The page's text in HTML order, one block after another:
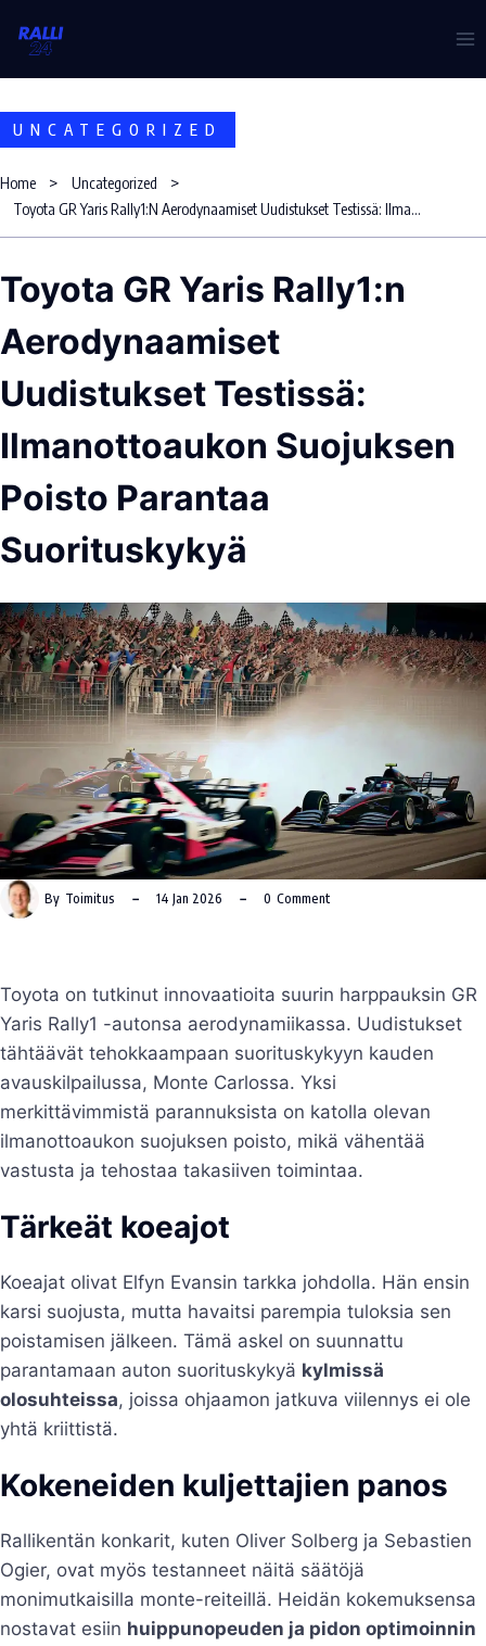
UNCATEGORIZED
Home
Uncategorized
Toyota GR Yaris Rally1:n Aerodynaamiset Uudistukset Testissä: Ilmanottoaukon Suojuksen Poisto Parantaa Suorituskykyä
Toyota GR Yaris Rally1:n
Aerodynaamiset
Uudistukset Testissä:
Ilmanottoaukon Suojuksen
Poisto Parantaa
Suorituskykyä
By Toimitus 14 Jan 2026 0 Comment
Toyota on tutkinut innovaatioita suurin harppauksin GR
Yaris Rally1 -autonsa aerodynamiikassa. Uudistukset
tähtäävät tehokkaampaan suorituskykyyn kauden
avauskilpailussa, Monte Carlossa. Yksi
merkittävimmistä parannuksista on katolla olevan
ilmanottoaukon suojuksen poisto, mikä vähentää
vastusta ja tehostaa takasiiven toimintaa.
Tärkeät koeajot
Koeajat olivat Elfyn Evansin tarkka johdolla. Hän ensin
karsi suojusta, mutta havaitsi parempia tuloksia sen
poistamisen jälkeen. Tämä askel on suunnattu
parantamaan auton suorituskykyä kylmissä
olosuhteissa, joissa ohjaamon jatkuva viilennys ei ole
yhtä kriittistä.
Kokeneiden kuljettajien panos
Rallikentän konkarit, kuten Oliver Solberg ja Sebastien
Ogier, ovat myös testanneet näitä säätöjä
monimutkaisilla monte-reiteillä. Heidän kokemuksensa
nostavat esiin huippunopeuden ja pidon optimoinnin